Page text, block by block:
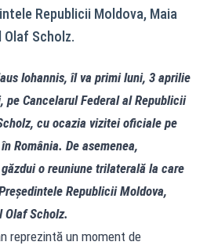
Republicii Moldova, Maia
Olaf Scholz.
Iohannis, îl va primi luni, 3 aprilie
pe Cancelarul Federal al Republicii
cu ocazia vizitei oficiale pe
România. De asemenea,
o reuniune trilaterală la care
Republicii Moldova,
Olaf Scholz.
reprezintă un moment de